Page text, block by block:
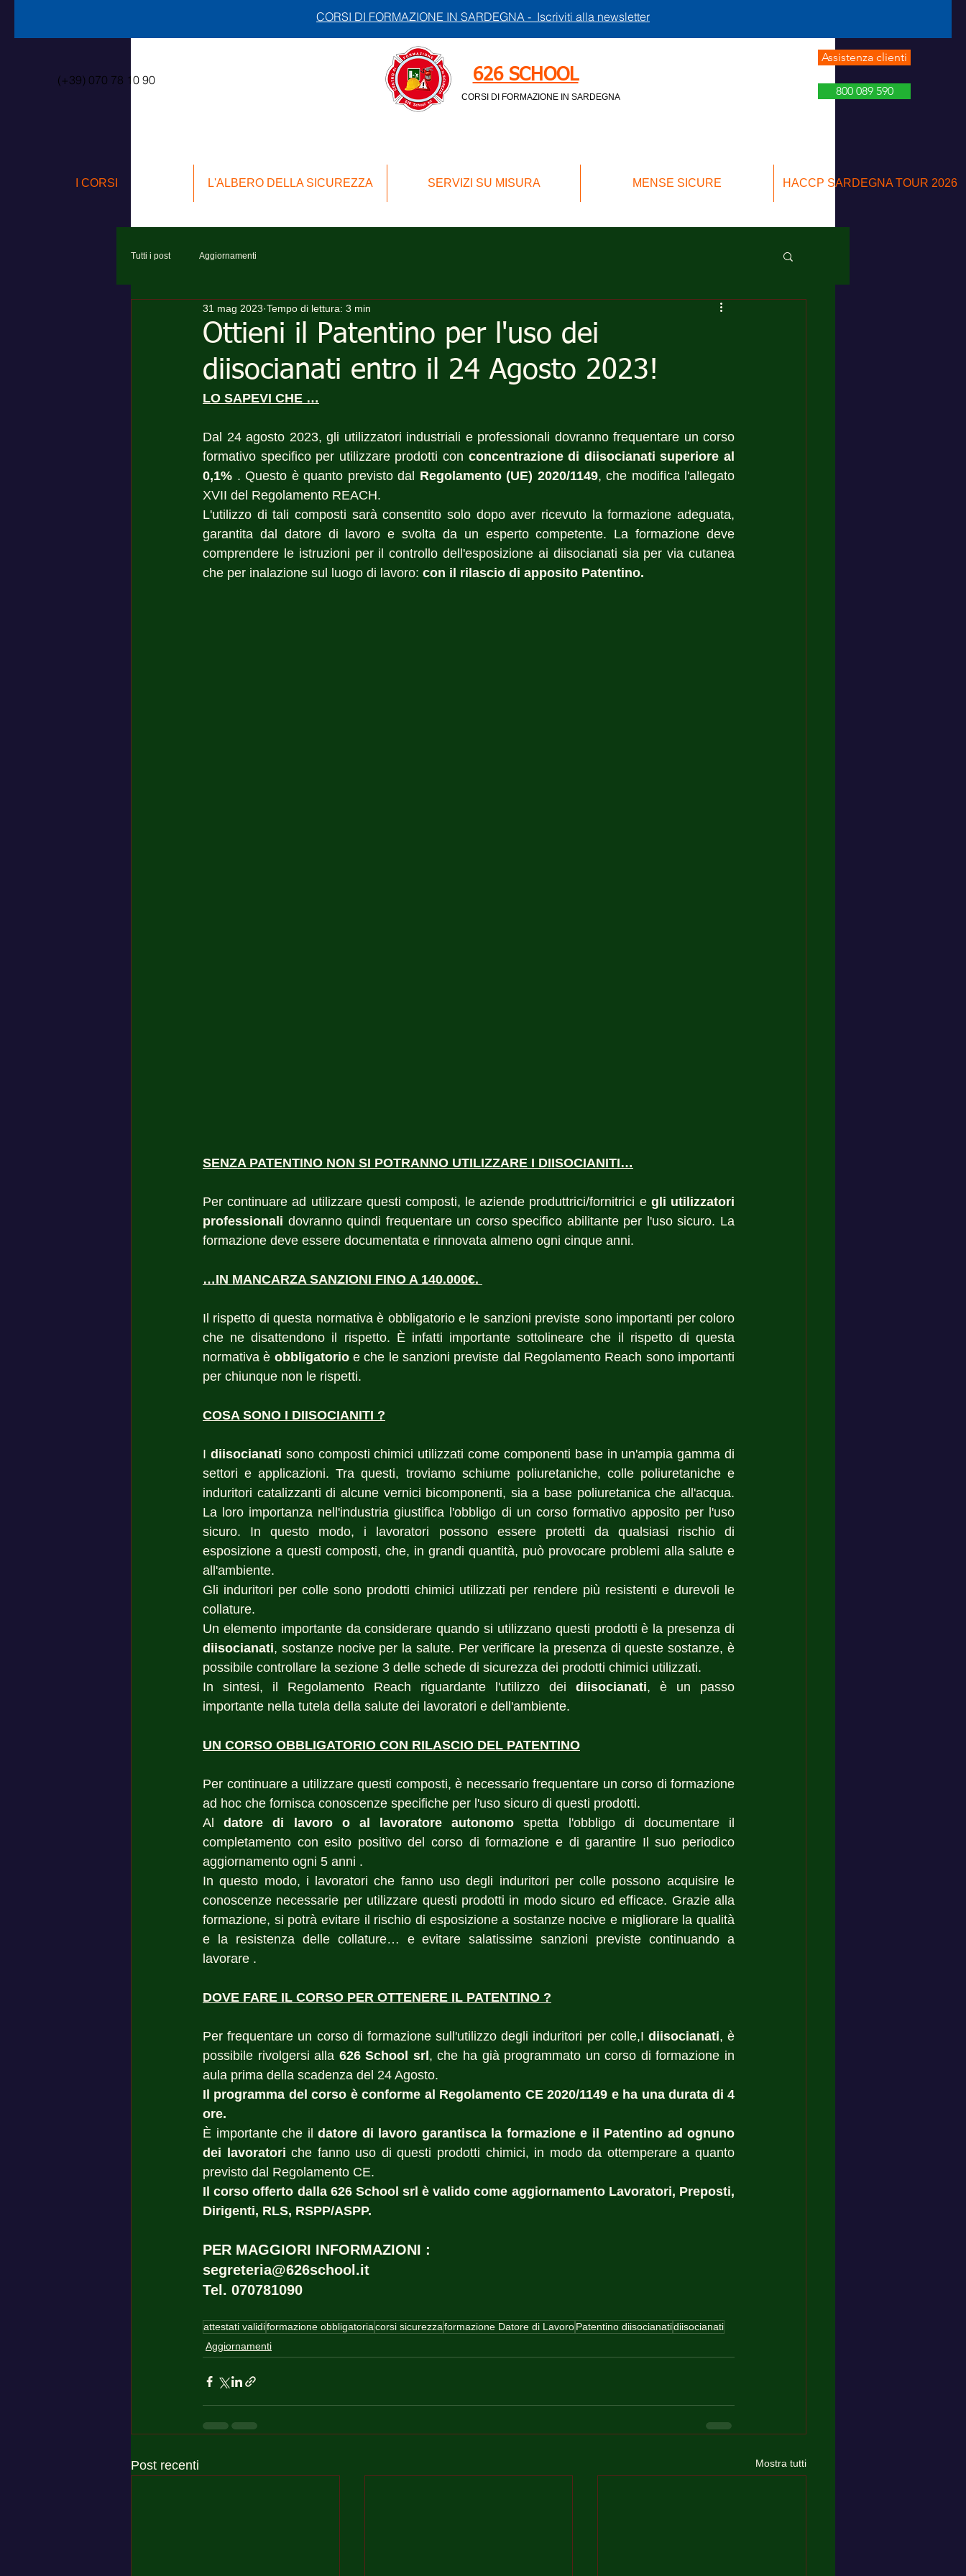
CORSI DI FORMAZIONE IN SARDEGNA - Iscriviti alla newsletter
(+39) 070 78 10 90 626 SCHOOL
CORSI DI FORMAZIONE IN SARDEGNA
Assistenza clienti
800 089 590
I CORSI L'ALBERO DELLA SICUREZZA SERVIZI SU MISURA MENSE SICURE HACCP SARDEGNA TOUR 2026
Tutti i post Aggiornamenti
Ottieni il Patentino per l'uso dei
diisocianati entro il 24 Agosto 2023!
31 mag 2023 Tempo di lettura: 3 min
LO SAPEVI CHE …
Dal 24 agosto 2023, gli utilizzatori industriali e professionali dovranno frequentare un corso
formativo specifico per utilizzare prodotti con concentrazione di diisocianati superiore al
0,1% . Questo è quanto previsto dal Regolamento (UE) 2020/1149, che modifica l'allegato
XVII del Regolamento REACH.
L'utilizzo di tali composti sarà consentito solo dopo aver ricevuto la formazione adeguata,
garantita dal datore di lavoro e svolta da un esperto competente. La formazione deve
comprendere le istruzioni per il controllo dell'esposizione ai diisocianati sia per via cutanea
che per inalazione sul luogo di lavoro: con il rilascio di apposito Patentino.
SENZA PATENTINO NON SI POTRANNO UTILIZZARE I DIISOCIANITI…
Per continuare ad utilizzare questi composti, le aziende produttrici/fornitrici e gli utilizzatori
professionali dovranno quindi frequentare un corso specifico abilitante per l'uso sicuro. La
formazione deve essere documentata e rinnovata almeno ogni cinque anni.
…IN MANCARZA SANZIONI FINO A 140.000€.
Il rispetto di questa normativa è obbligatorio e le sanzioni previste sono importanti per coloro
che ne disattendono il rispetto. È infatti importante sottolineare che il rispetto di questa
normativa è obbligatorio e che le sanzioni previste dal Regolamento Reach sono importanti
per chiunque non le rispetti.
COSA SONO I DIISOCIANITI ?
I diisocianati sono composti chimici utilizzati come componenti base in un'ampia gamma di
settori e applicazioni. Tra questi, troviamo schiume poliuretaniche, colle poliuretaniche e
induritori catalizzanti di alcune vernici bicomponenti, sia a base poliuretanica che all'acqua.
La loro importanza nell'industria giustifica l'obbligo di un corso formativo apposito per l'uso
sicuro. In questo modo, i lavoratori possono essere protetti da qualsiasi rischio di
esposizione a questi composti, che, in grandi quantità, può provocare problemi alla salute e
all'ambiente.
Gli induritori per colle sono prodotti chimici utilizzati per rendere più resistenti e durevoli le
collature.
diisocianati, sostanze nocive per la salute. Per verificare la presenza di queste sostanze, è
possibile controllare la sezione 3 delle schede di sicurezza dei prodotti chimici utilizzati.
In sintesi, il Regolamento Reach riguardante l'utilizzo dei diisocianati, è un passo
importante nella tutela della salute dei lavoratori e dell'ambiente.
UN CORSO OBBLIGATORIO CON RILASCIO DEL PATENTINO
Per continuare a utilizzare questi composti, è necessario frequentare un corso di formazione
ad hoc che fornisca conoscenze specifiche per l'uso sicuro di questi prodotti.
Al datore di lavoro o al lavoratore autonomo spetta l'obbligo di documentare il
completamento con esito positivo del corso di formazione e di garantire Il suo periodico
aggiornamento ogni 5 anni .
In questo modo, i lavoratori che fanno uso degli induritori per colle possono acquisire le
conoscenze necessarie per utilizzare questi prodotti in modo sicuro ed efficace. Grazie alla
formazione, si potrà evitare il rischio di esposizione a sostanze nocive e migliorare la qualità
e la resistenza delle collature… e evitare salatissime sanzioni previste continuando a
lavorare .
DOVE FARE IL CORSO PER OTTENERE IL PATENTINO ?
Per frequentare un corso di formazione sull'utilizzo degli induritori per colle,I diisocianati, è
possibile rivolgersi alla 626 School srl , che ha già programmato un corso di formazione in
aula prima della scadenza del 24 Agosto.
Il programma del corso è conforme al Regolamento CE 2020/1149 e ha una durata di 4
ore.
È importante che il datore di lavoro garantisca la formazione e il Patentino ad ognuno
dei lavoratori che fanno uso di questi prodotti chimici, in modo da ottemperare a quanto
previsto dal Regolamento CE.
Il corso offerto dalla 626 School srl è valido come aggiornamento Lavoratori, Preposti,
Dirigenti, RLS, RSPP/ASPP.
PER MAGGIORI INFORMAZIONI :
segreteria@626school.it
Tel. 070781090
attestati validiformazione obbligatoriacorsi sicurezzaformazione Datore di LavoroPatentino diisocianatidiisocianati
Aggiornamenti
Post recenti Mostra tutti